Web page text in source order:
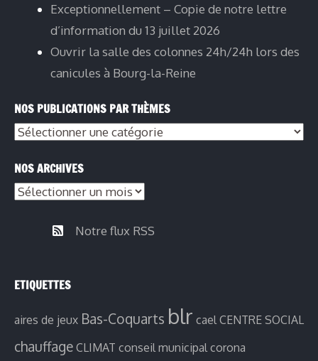
Exceptionnellement – Copie de notre lettre
d’information du 13 juillet 2026
Ouvrir la salle des colonnes 24h/24h lors des
canicules à Bourg-la-Reine
NOS PUBLICATIONS PAR THÈMES
NOS ARCHIVES
Notre flux RSS
ETIQUETTES
aires de jeux Bas-Coquarts blr cael CENTRE SOCIAL
chauffage CLIMAT conseil municipal corona